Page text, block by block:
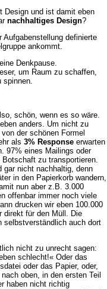
Design und ist damit eben
nachhaltiges Design?
Aufgabenstellung definierte
ankommt.
Denkpause.
um Raum zu schaffen,
schön, wenn es so wäre.
anders. Um nicht zu
der schönen Formel
als 3% Response erwarten
97% eines Mailings oder
zu transportieren.
gar nicht nachhaltig, denn
in den Papierkorb wandern,
nun aber z.B. 3.000
offenbar immer noch viele
drucken wir eben 100.000
direkt für den Müll. Die
selbstverständlich auch dort
nicht zu unrecht sagen:
schlecht!« Oder das
oder das Papier, oder,
oben, in den ersten Teil
haben nicht richtig